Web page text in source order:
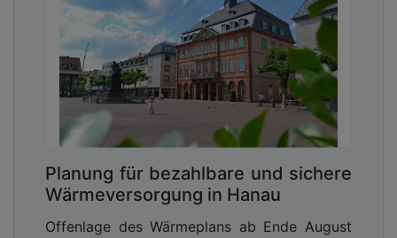
Planung für bezahlbare und sichere
Wärmeversorgung in Hanau
Offenlage des Wärmeplans ab Ende August